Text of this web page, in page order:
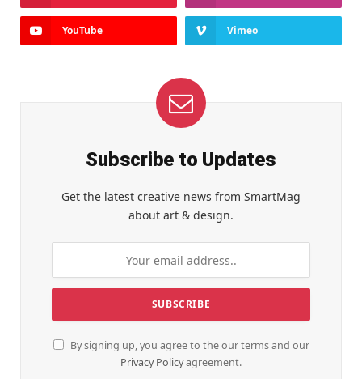
YouTube Vimeo
Subscribe to Updates
Get the latest creative news from SmartMag
about art & design.
By signing up, you agree to the our terms and our
Privacy Policyagreement.